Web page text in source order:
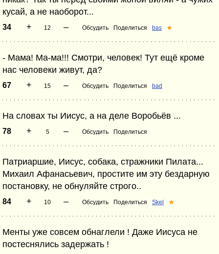
кусай, а не наоборот...
34 + 12 – Обсудить Поделиться bas ★
- Мама! Ма-ма!!! Смотри, человек! Тут ещё кроме
нас человеки живут, да?
67 + 15 – Обсудить Поделиться bad
На словах ты Иисус, а на деле Воробьёв ...
78 + 5 – Обсудить Поделиться
Патриаршие, Иисус, собака, стражники Пилата...
Михаил Афанасьевич, простите им эту бездарную
постановку, не обнуляйте строго..
84 + 10 – Обсудить Поделиться Skel ★
Менты уже совсем обнаглели ! Даже Иисуса не
постеснялись задержать !